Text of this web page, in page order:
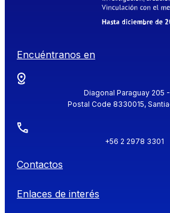
Encuéntranos en
Diagonal Paraguay 205
Postal Code 8330015,
+56 2 2978 3301
Contactos
Enlaces de interés